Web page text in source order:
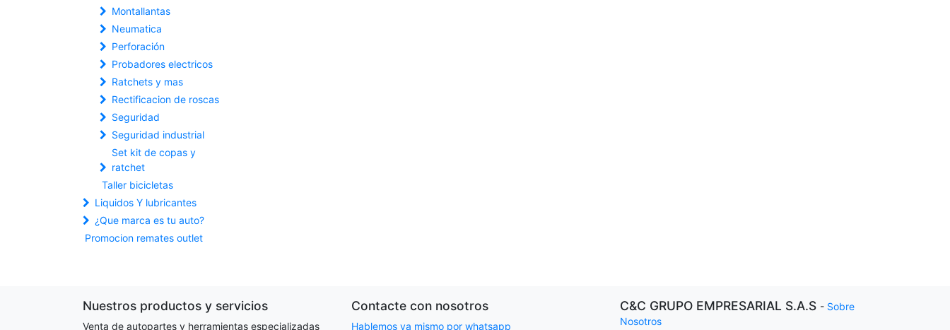
Montallantas
Neumatica
Perforación
Probadores electricos
Ratchets y mas
Rectificacion de roscas
Seguridad
Seguridad industrial
Set kit de copas y
ratchet
Taller bicicletas
Liquidos Y lubricantes
¿Que marca es tu auto?
Promocion remates outlet
Nuestros productos y servicios
Venta de autopartes y herramientas especializadas
Contacte con nosotros
Hablemos ya mismo por whatsapp
C&C GRUPO EMPRESARIAL S.A.S - Sobre
Nosotros